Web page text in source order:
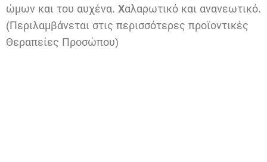
ώμων και του αυχένα. Χαλαρωτικό και ανανεωτικό.
(Περιλαμβάνεται στις περισσότερες προϊοντικές
Θεραπείες Προσώπου)